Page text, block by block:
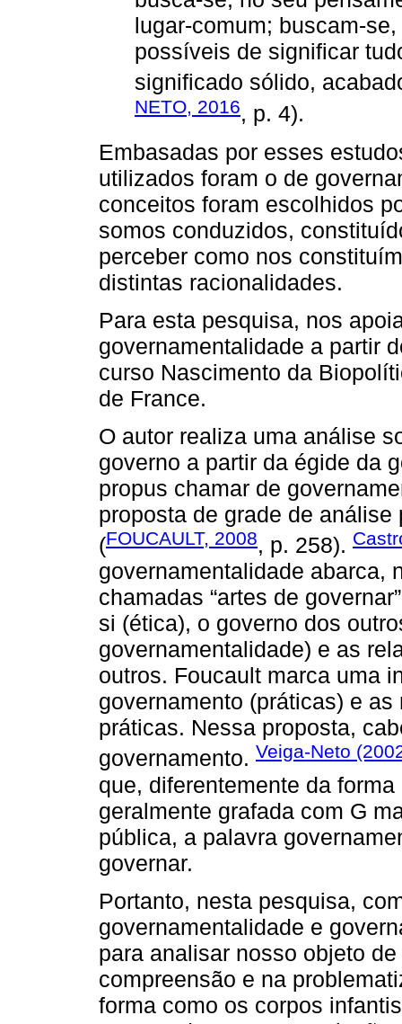
lugar-comum; buscam-
possíveis de significar
significado sólido,
NETO, 2016, p. 4).
Embasadas por esses
utilizados foram o de
conceitos foram escolhidos
somos conduzidos,
perceber como nos
distintas racionalidades.
Para esta pesquisa, nos
governamentalidade a partir
curso Nascimento da
de France.
O autor realiza uma análise
governo a partir da égide da
propus chamar de
proposta de grade de análise
(FOUCAULT, 2008, p. 258).
governamentalidade abarca,
chamadas “artes de
si (ética), o governo dos
governamentalidade) e as
outros. Foucault marca uma
governamento (práticas) e
práticas. Nessa proposta,
governamento. Veiga-Neto
que, diferentemente da
geralmente grafada com G
pública, a palavra
governar.
Portanto, nesta pesquisa,
governamentalidade e
para analisar nosso objeto
compreensão e na
forma como os corpos